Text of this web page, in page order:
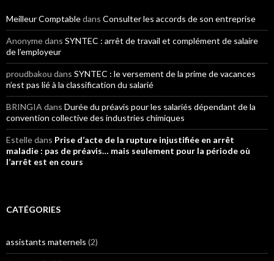
Meilleur Comptabledans Consulter les accords de son entreprise
Anonymedans SYNTEC : arrêt de travail et complément de salaire
de l’employeur
proudbakou dans SYNTEC : le versement de la prime de vacances
n’est pas lié à la classification du salarié
BRINGIA dans Durée du préavis pour les salariés dépendant de la
convention collective des industries chimiques
Estelledans Prise d’acte de la rupture injustifiée en arrêt
maladie : pas de préavis… mais seulement pour la période où
l’arrêt est en cours
CATÉGORIES
assistants maternels (2)